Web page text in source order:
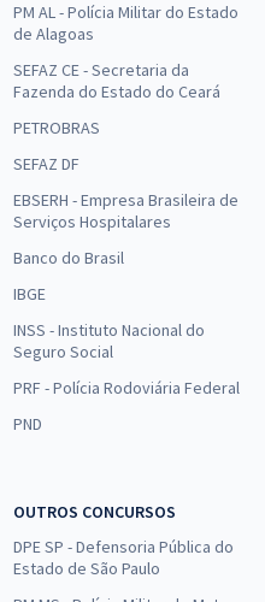
13,32
à vista
e Orçamentário para o
Anderson Ferreira
(Aulas em PDF)
12,49
Tributária - Professores Gran
11,66
PM AL - Polícia Militar do Estado
de Alagoas
SEFAZ CE - Secretaria da
Fazenda do Estado do Ceará
PETROBRAS
SEFAZ DF
EBSERH - Empresa Brasileira de
Serviços Hospitalares
Banco do Brasil
IBGE
INSS - Instituto Nacional do
Seguro Social
PRF - Polícia Rodoviária Federal
PND
OUTROS CONCURSOS
DPE SP - Defensoria Pública do
Estado de São Paulo